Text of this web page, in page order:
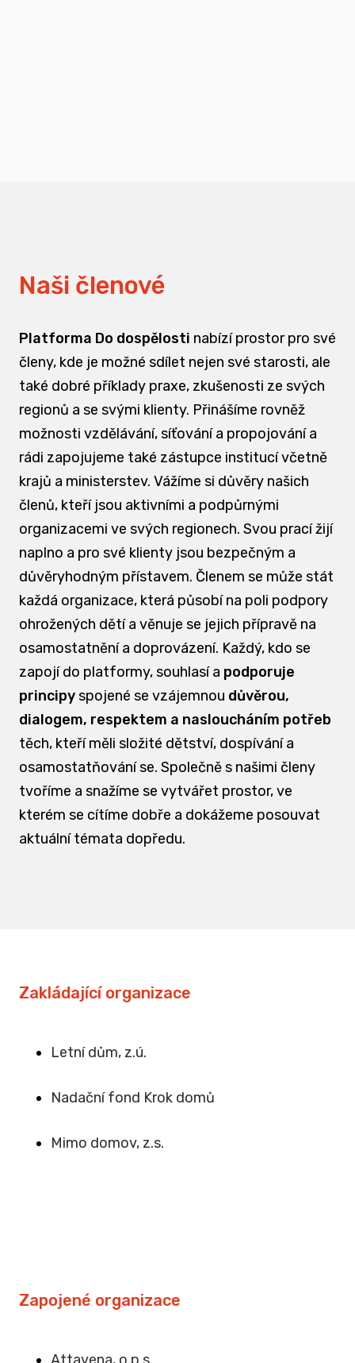
Naši členové
Platforma Do dospělosti nabízí prostor pro své
členy, kde je možné sdílet nejen své starosti, ale
také dobré příklady praxe, zkušenosti ze svých
regionů a se svými klienty. Přinášíme rovněž
možnosti vzdělávání, síťování a propojování a
rádi zapojujeme také zástupce institucí včetně
krajů a ministerstev. Vážíme si důvěry našich
členů, kteří jsou aktivními a podpůrnými
organizacemi ve svých regionech. Svou prací žijí
naplno a pro své klienty jsou bezpečným a
důvěryhodným přístavem. Členem se může stát
každá organizace, která působí na poli podpory
ohrožených dětí a věnuje se jejich přípravě na
osamostatnění a doprovázení. Každý, kdo se
zapojí do platformy, souhlasí a podporuje
principyspojené se vzájemnou důvěrou,
dialogem, respektem a nasloucháním potřeb
těch, kteří měli složité dětství, dospívání a
osamostatňování se. Společně s našimi členy
tvoříme a snažíme se vytvářet prostor, ve
kterém se cítíme dobře a dokážeme posouvat
aktuální témata dopředu.
Zakládající organizace
Letní dům, z.ú.
Nadační fond Krok domů
Mimo domov, z.s.
Zapojené organizace